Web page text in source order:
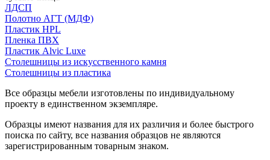
ЛДСП
Полотно АГТ (МДФ)
Пластик HPL
Пленка ПВХ
Пластик Alvic Luxe
Столешницы из искусственного камня
Столешницы из пластика
Все образцы мебели изготовлены по индивидуальному
проекту в единственном экземпляре.
Образцы имеют названия для их различия и более быстрого
поиска по сайту, все названия образцов не являются
зарегистрированным товарным знаком.